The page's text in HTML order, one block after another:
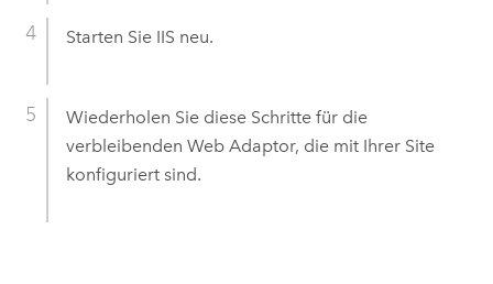
Starten Sie IIS neu.
Wiederholen Sie diese Schritte für die
verbleibenden Web Adaptor, die mit Ihrer Site
konfiguriert sind.